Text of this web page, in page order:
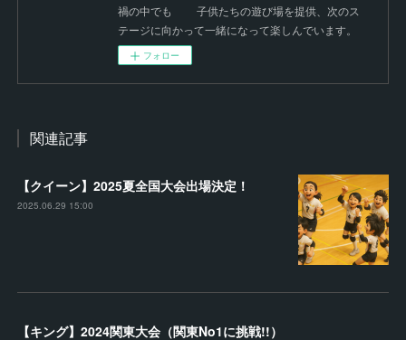
禍の中でも 子供たちの遊び場を提供、次のス
テージに向かって一緒になって楽しんでいます。
フォロー
関連記事
【クイーン】2025夏全国大会出場決定！
2025.06.29 15:00
【キング】2024関東大会（関東No1に挑戦!!）